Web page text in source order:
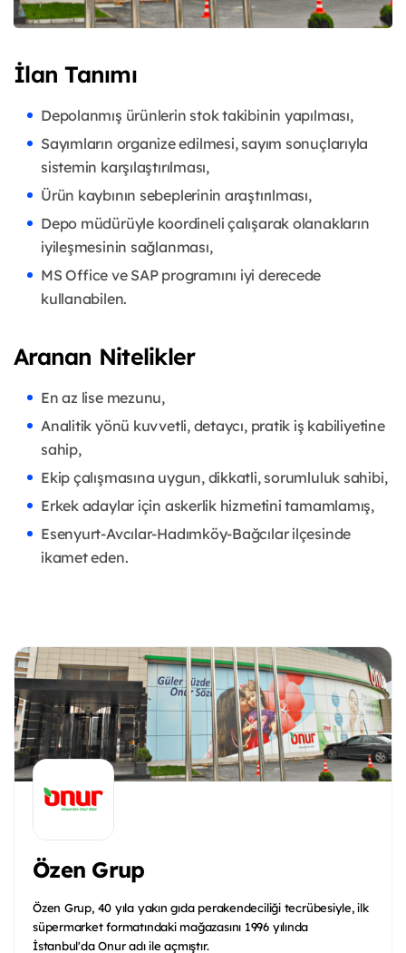
İlan Tanımı
Depolanmış ürünlerin stok takibinin yapılması,
Sayımların organize edilmesi, sayım sonuçlarıyla
sistemin karşılaştırılması,
Ürün kaybının sebeplerinin araştırılması,
Depo müdürüyle koordineli çalışarak olanakların
iyileşmesinin sağlanması,
MS Office ve SAP programını iyi derecede
kullanabilen.
Aranan Nitelikler
En az lise mezunu,
Analitik yönü kuvvetli, detaycı, pratik iş kabiliyetine
sahip,
Ekip çalışmasına uygun, dikkatli, sorumluluk sahibi,
Erkek adaylar için askerlik hizmetini tamamlamış,
Esenyurt-Avcılar-Hadımköy-Bağcılar ilçesinde
ikamet eden.
Özen Grup
Özen Grup, 40 yıla yakın gıda perakendeciliği tecrübesiyle, ilk
süpermarket formatındaki mağazasını 1996 yılında
İstanbul'da Onur adı ile açmıştır.